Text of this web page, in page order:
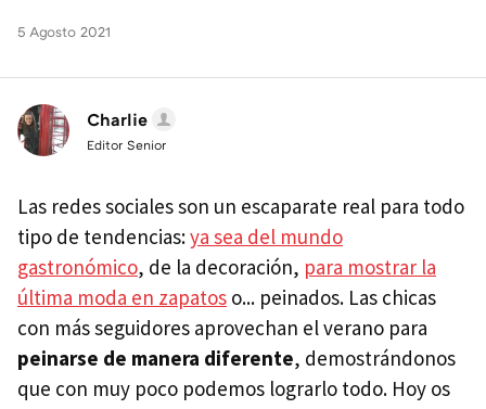
5 Agosto 2021
Charlie
Editor Senior
Las redes sociales son un escaparate real para todo
tipo de tendencias:ya sea del mundo
gastronómico, de la decoración, para mostrar la
última moda en zapatos o... peinados. Las chicas
con más seguidores aprovechan el verano para
peinarse de manera diferente, demostrándonos
que con muy poco podemos lograrlo todo. Hoy os